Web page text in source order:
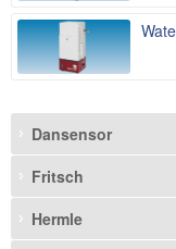
Dansensor
Fritsch
Hermle